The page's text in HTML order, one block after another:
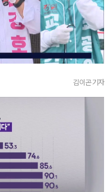
김이곤 기자